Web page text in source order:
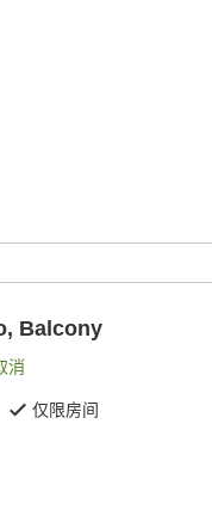
Balcony
消
仅限房间